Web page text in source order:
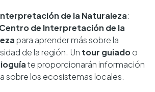
de la Naturaleza:
Centro de Interpretación de la
para aprender más sobre la
de la región. Un tour guiadoo
te proporcionarán información
sobre los ecosistemas locales.